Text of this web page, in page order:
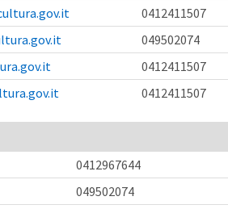
0412411507
049502074
0412411507
0412411507
0412967644
049502074